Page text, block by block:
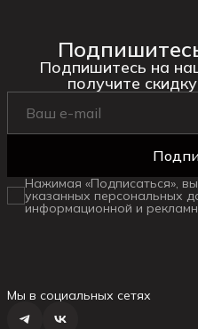
Подпишитесь на
получите
Нажимая «Подписаться»,
указанных персональных
информационной и
Мы в социальных сетях